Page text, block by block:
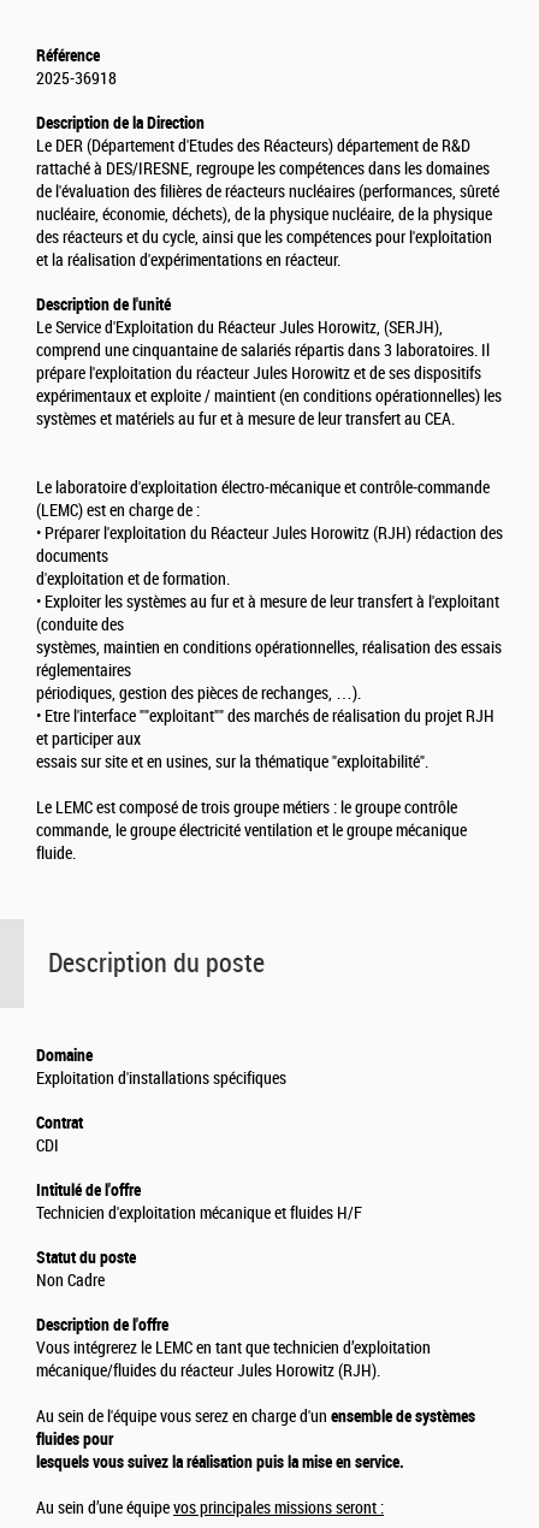
Description du poste
Domaine
Exploitation d'installations spécifiques
Contrat
CDI
Intitulé de l'offre
Technicien d'exploitation mécanique et fluides H/F
Statut du poste
Non Cadre
Description de l'offre
Vous intégrerez le LEMC en tant que technicien d’exploitation
mécanique/fluides du réacteur Jules Horowitz (RJH).
Au sein de l'équipe vous serez en charge d'un ensemble de systèmes
fluides pour
lesquels vous suivez la réalisation puis la mise en service.
Au sein d’une équipevos principales missions seront :
Référence
2025-36918
Description de la Direction
Le DER (Département d'Etudes des Réacteurs) département de R&D
rattaché à DES/IRESNE, regroupe les compétences dans les domaines
de l'évaluation des filières de réacteurs nucléaires (performances, sûreté
nucléaire, économie, déchets), de la physique nucléaire, de la physique
des réacteurs et du cycle, ainsi que les compétences pour l'exploitation
et la réalisation d'expérimentations en réacteur.
Description de l'unité
Le Service d'Exploitation du Réacteur Jules Horowitz, (SERJH),
comprend une cinquantaine de salariés répartis dans 3 laboratoires. Il
prépare l'exploitation du réacteur Jules Horowitz et de ses dispositifs
expérimentaux et exploite / maintient (en conditions opérationnelles) les
systèmes et matériels au fur et à mesure de leur transfert au CEA.
Le laboratoire d'exploitation électro-mécanique et contrôle-commande
(LEMC) est en charge de :
• Préparer l'exploitation du Réacteur Jules Horowitz (RJH) rédaction des
documents
d'exploitation et de formation.
• Exploiter les systèmes au fur et à mesure de leur transfert à l'exploitant
(conduite des
systèmes, maintien en conditions opérationnelles, réalisation des essais
réglementaires
périodiques, gestion des pièces de rechanges, …).
• Etre l'interface ""exploitant"" des marchés de réalisation du projet RJH
et participer aux
essais sur site et en usines, sur la thématique "exploitabilité".
Le LEMC est composé de trois groupe métiers : le groupe contrôle
commande, le groupe électricité ventilation et le groupe mécanique
fluide.